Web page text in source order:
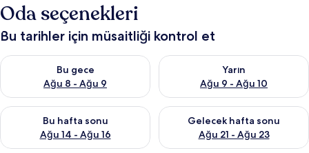
a
n
l
a
n
Oda seçenekleri
Bu tarihler için müsaitliği kontrol et
Bu gece
Ağu 8 - Ağu 9
Bu gece için müsaitliği kontrol et Ağu 8 - Ağu 9
Yarın
Ağu 9 - Ağu 10
Yarın için müsaitliği kontrol
Bu hafta sonu
Ağu 14 - Ağu 16
Bu hafta sonu için müsaitliği kontrol et Ağu 14 - Ağu 16
Gelecek hafta sonu
Ağu 21 - Ağu 23
Önümüzdeki hafta sonu için